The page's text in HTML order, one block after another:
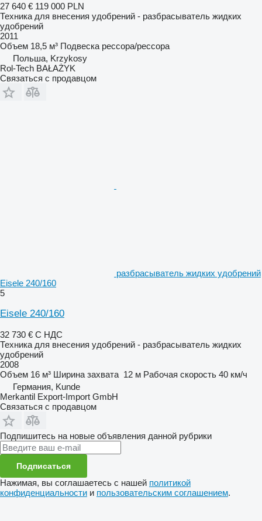
27 640 € 119 000 PLN
Техника для внесения удобрений - разбрасыватель жидких
удобрений
2011
Объем 18,5 м³ Подвеска рессора/рессора
Польша, Krzykosy
Rol-Tech BAŁAŻYK
Связаться с продавцом
разбрасыватель жидких удобрений
Eisele 240/160
5
Eisele 240/160
32 730 € С НДС
Техника для внесения удобрений - разбрасыватель жидких
удобрений
2008
Объем 16 м³ Ширина захвата 12 м Рабочая скорость 40 км/ч
Германия, Kunde
Merkantil Export-Import GmbH
Связаться с продавцом
Подпишитесь на новые объявления данной рубрики
Подписаться
Нажимая, вы соглашаетесь с нашей политикой
конфиденциальности и пользовательским соглашением.